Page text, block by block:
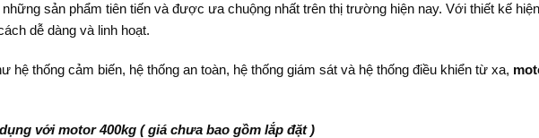
những sản phẩm tiên tiến và được ưa chuộng nhất trên thị trường hiện nay. Với thiết kế
dễ dàng và linh hoạt.
hệ thống cảm biến, hệ thống an toàn, hệ thống giám sát và hệ thống điều khiển từ xa,
với motor 400kg ( giá chưa bao gồm lắp đặt )